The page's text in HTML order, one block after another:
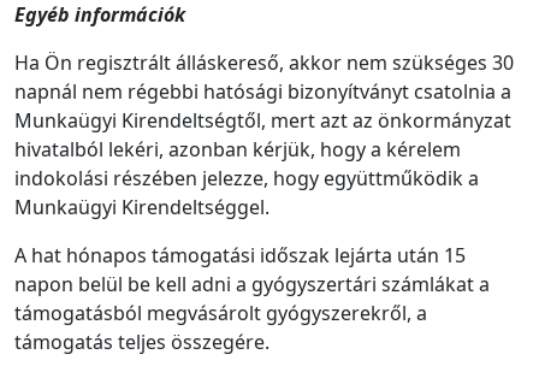
Egyéb információk
Ha Ön regisztrált álláskereső, akkor nem szükséges 30
napnál nem régebbi hatósági bizonyítványt csatolnia a
Munkaügyi Kirendeltségtől, mert azt az önkormányzat
hivatalból lekéri, azonban kérjük, hogy a kérelem
indokolási részében jelezze, hogy együttműködik a
Munkaügyi Kirendeltséggel.
A hat hónapos támogatási időszak lejárta után 15
napon belül be kell adni a gyógyszertári számlákat a
támogatásból megvásárolt gyógyszerekről, a
támogatás teljes összegére.